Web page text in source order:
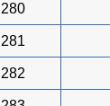
280
281
282